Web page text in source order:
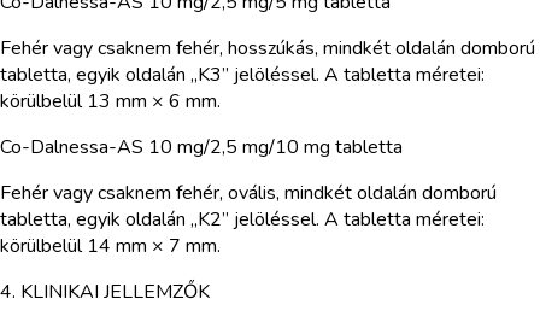
Fehér vagy csaknem fehér, hosszúkás, mindkét oldalán domború
tabletta, egyik oldalán „K3” jelöléssel. A tabletta méretei:
körülbelül 13 mm × 6 mm.
Co-Dalnessa-AS 10 mg/2,5 mg/10 mg tabletta
Fehér vagy csaknem fehér, ovális, mindkét oldalán domború
tabletta, egyik oldalán „K2” jelöléssel. A tabletta méretei:
körülbelül 14 mm × 7 mm.
4. KLINIKAI JELLEMZŐK